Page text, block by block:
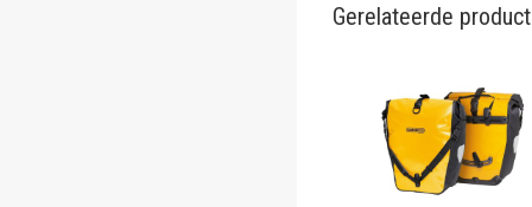
Gerelateerde